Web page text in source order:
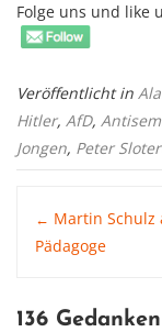
Folge uns und like
Veröffentlicht in
Hitler, AfD,
Jongen, Peter
Post
← Martin Schulz
Pädagoge
136